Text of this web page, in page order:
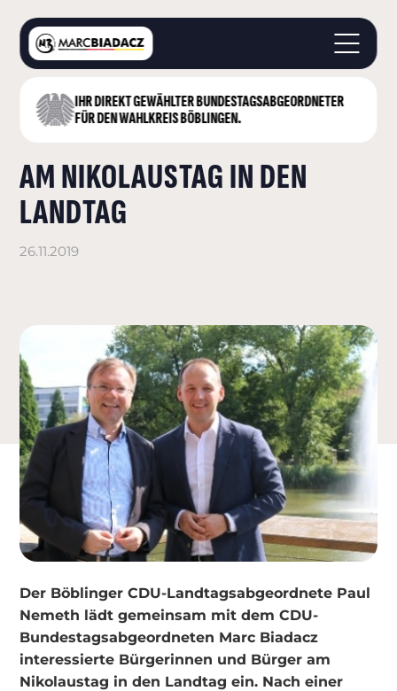
IHR DIREKT GEWÄHLTER BUNDESTAGS­ABGEORDNETER
FÜR DEN WAHLKREIS BÖBLINGEN.
STARTSEITE
LANDKREIS BÖBLINGEN
DEUTSCHER BUNDESTAG
AM NIKOLAUSTAG IN DEN
LANDTAG
26.11.2019
Der Böblinger CDU-Landtagsabgeordnete Paul
Nemeth lädt gemeinsam mit dem CDU-
Bundestagsabgeordneten Marc Biadacz
interessierte Bürgerinnen und Bürger am
Nikolaustag in den Landtag ein. Nach einer